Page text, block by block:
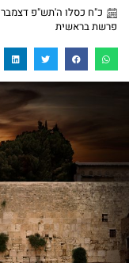
כ"ח כסלו ה'תש"פ דצמבר 26, 2019
פרשת בראשית